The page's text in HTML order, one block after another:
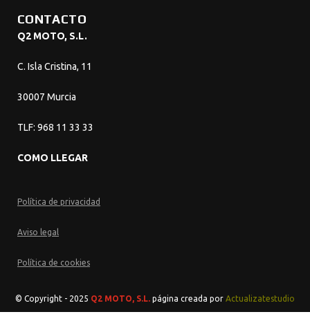
CONTACTO
Q2 MOTO, S.L.
C. Isla Cristina, 11
30007 Murcia
TLF: 968 11 33 33
COMO LLEGAR
Política de privacidad
Aviso legal
Política de cookies
© Copyright - 2025 Q2 MOTO, S.L. página creada por Actualizatestudio